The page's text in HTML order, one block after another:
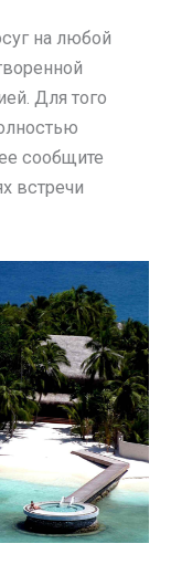
на любой
Для того
сообщите
встречи